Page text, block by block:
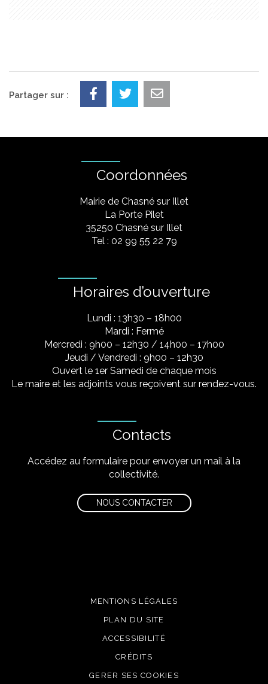
Partager sur :
Coordonnées
Mairie de Chasné sur Illet
La Porte Pilet
35250 Chasné sur Illet
Tel : 02 99 55 22 79
Horaires d’ouverture
Lundi : 13h30 – 18h00
Mardi : Fermé
Mercredi : 9h00 – 12h30 / 14h00 – 17h00
Jeudi / Vendredi : 9h00 – 12h30
Ouvert le 1er Samedi de chaque mois
Le maire et les adjoints vous reçoivent sur rendez-vous.
Contacts
Accédez au formulaire pour envoyer un mail à la
collectivité.
NOUS CONTACTER
MENTIONS LÉGALES
PLAN DU SITE
ACCESSIBILITÉ
CRÉDITS
GERER SES COOKIES